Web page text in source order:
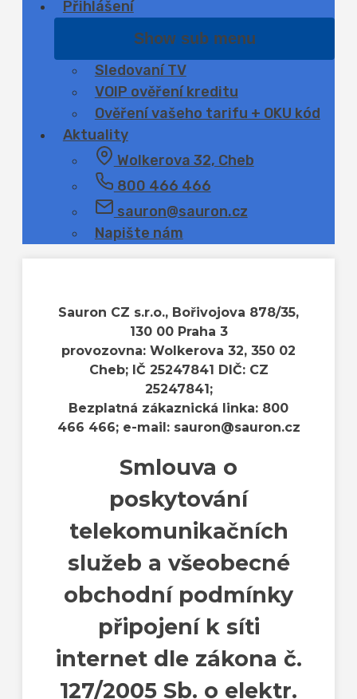
Přihlášení
Show sub menu
Sledovaní TV
VOIP ověření kreditu
Ověření vašeho tarifu + OKU kód
Aktuality
Wolkerova 32, Cheb
800 466 466
sauron@sauron.cz
Napište nám
Sauron CZ s.r.o., Bořivojova 878/35,
130 00 Praha 3
provozovna: Wolkerova 32, 350 02
Cheb; IČ 25247841 DIČ: CZ
25247841;
Bezplatná zákaznická linka: 800
466 466; e-mail: sauron@sauron.cz
Smlouva o
poskytování
telekomunikačních
služeb a všeobecné
obchodní podmínky
připojení k síti
internet dle zákona č.
127/2005 Sb. o elektr.